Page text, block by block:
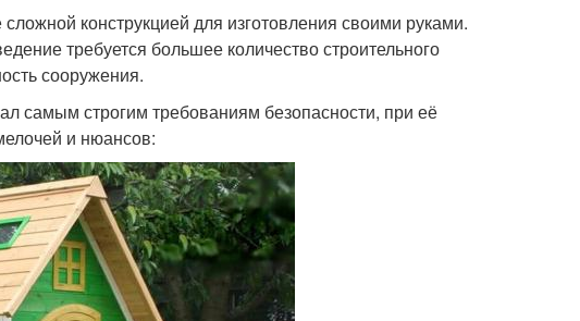
конструкцией для изготовления своими руками.
требуется большее количество строительного
сооружения.
самым строгим требованиям безопасности, при её
и нюансов: